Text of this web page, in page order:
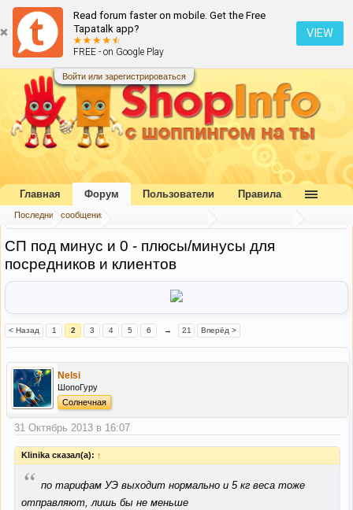
Read forum faster on mobile. Get the Free
Tapatalk app?
FREE - on Google Play
VIEW
Войти или зарегистрироваться
Главная Форум
СП под минус и 0 - плюсы/минусы для
посредников и клиентов
< Назад 1 2 3 4 5 6 → 21 Вперёд >
Nelsi
ШопоГуру
Солнечная
31 Октябрь 2013 в 16:07
Klinika сказал(а): ↑
“ по тарифам УЭ выходит нормально и 5 кг веса тоже
отправляют, лишь бы не меньше
Главная Форум
Последние сообщения
Пользователи Правила